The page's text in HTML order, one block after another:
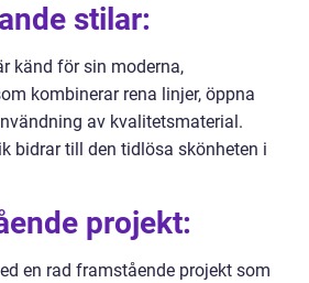
stilar:
känd för sin moderna,
kombinerar rena linjer, öppna
av kvalitetsmaterial.
bidrar till den tidlösa skönheten i
projekt:
en rad framstående projekt som